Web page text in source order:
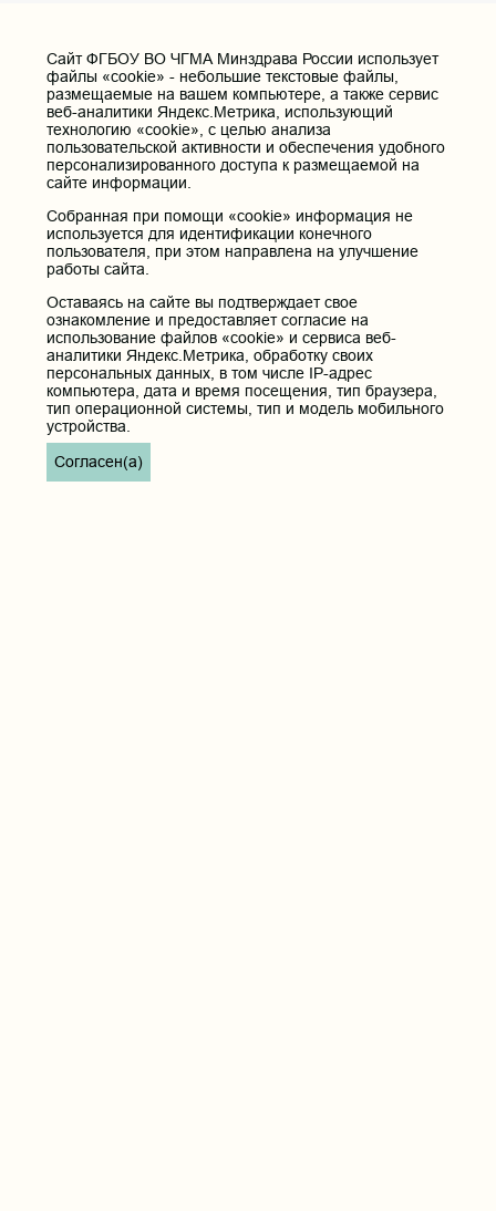
Cайт ФГБОУ ВО ЧГМА Минздрава России использует
файлы «cookie» - небольшие текстовые файлы,
размещаемые на вашем компьютере, а также сервис
веб-аналитики Яндекс.Метрика, использующий
технологию «cookie», с целью анализа
пользовательской активности и обеспечения удобного
персонализированного доступа к размещаемой на
сайте информации.
Собранная при помощи «cookie» информация не
используется для идентификации конечного
пользователя, при этом направлена на улучшение
работы сайта.
Оставаясь на сайте вы подтверждает свое
ознакомление и предоставляет согласие на
использование файлов «cookie» и сервиса веб-
аналитики Яндекс.Метрика, обработку своих
персональных данных, в том числе IP-адрес
компьютера, дата и время посещения, тип браузера,
тип операционной системы, тип и модель мобильного
устройства.
Согласен(а)